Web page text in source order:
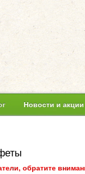
Новости и акции
обратите